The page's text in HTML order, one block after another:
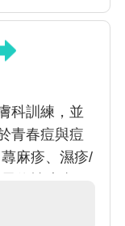
科訓練，並
青春痘與痘
麻疹、濕疹/
患、指甲疾